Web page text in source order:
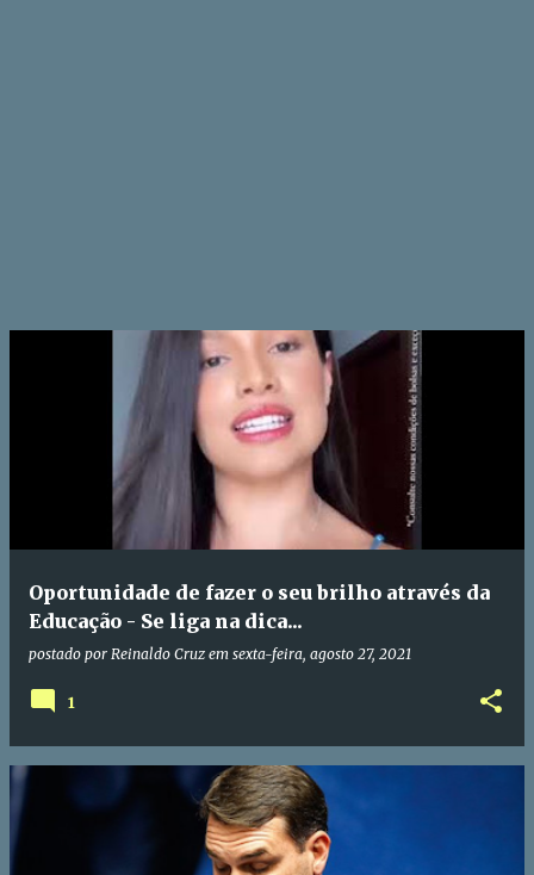
Oportunidade de fazer o seu brilho através da
Educação - Se liga na dica...
postado por Reinaldo Cruz em sexta-feira, agosto 27, 2021
1